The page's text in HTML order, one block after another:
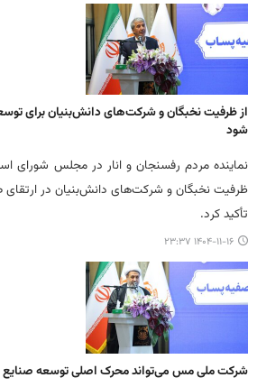
از ظرفیت نخبگان و شرکت‌های دانش‌بنیان برای
شود
نماینده مردم رفسنجان و انار در مجلس شورای
ظرفیت نخبگان و شرکت‌های دانش‌بنیان در
تأکید کرد.
۱۴۰۴-۱۱-۱۶ ۲۳:۳۷
شرکت ملی مس می‌تواند محرک اصلی توسعه صنایع